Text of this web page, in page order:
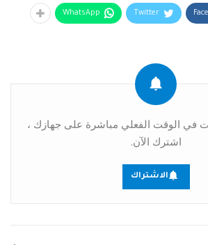
Twitter
WhatsApp
في الوقت الفعلي مباشرة على جهازك ،
اشترك الآن.
الاشتراك